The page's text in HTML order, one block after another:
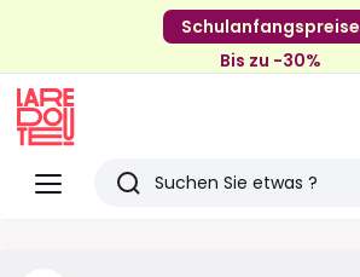
Schulanfangspreise
Bis zu -30%
Menü
Redoute
Suchen